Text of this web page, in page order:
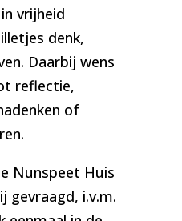
vrijheid
denk,
Daarbij wens
reflectie,
of
Nunspeet Huis
gevraagd, i.v.m.